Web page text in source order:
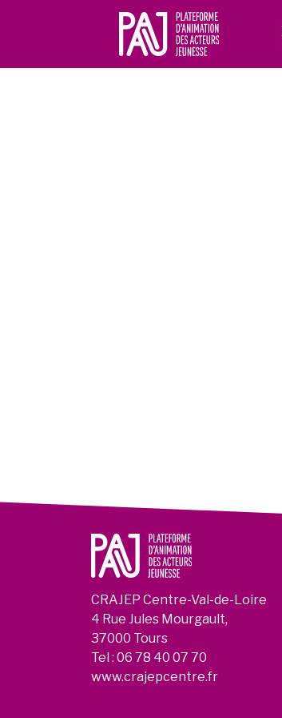
CRAJEP Centre-Val-de-Loire
4 Rue Jules Mourgault,
37000 Tours
Tel : 06 78 40 07 70
www.crajepcentre.fr